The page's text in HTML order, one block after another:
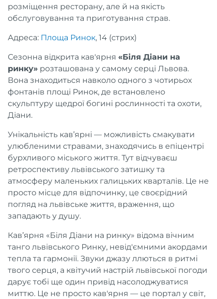
розміщення ресторану, але й на якість
обслуговування та приготування страв.
Адреса: Площа Ринок, 14 (стрих)
Сезонна відкрита кав'ярня «Біля Діани на
ринку» розташована у самому серці Львова.
Вона знаходиться навколо одного з чотирьох
фонтанів площі Ринок, де встановлено
скульптуру щедрої богині рослинності та охоти,
Діани.
Унікальність кав’ярні — можливість смакувати
улюбленими стравами, знаходячись в епіцентрі
бурхливого міського життя. Тут відчуваєш
ретроспективу львівського затишку та
атмосферу маленьких галицьких кварталів. Це не
просто місце для відпочинку, це своєрідний
погляд на львівське життя, враження, що
западають у душу.
Кав’ярня «Біля Діани на ринку» відома вічним
танго львівського Ринку, невід'ємними акордами
тепла та гармонії. Звуки джазу ллються в ритмі
твого серця, а квітучий настрій львівської погоди
дарує тобі ще один привід насолоджуватися
миттю. Це не просто кав'ярня — це портал у світ,